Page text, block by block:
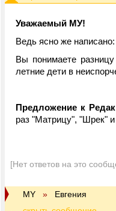
Уважаемый МУ!
Ведь ясно же
Вы понимаете
летние дети в
Предложение к
раз "Матрицу", "Шрек" и
[Нет ответов на это
МY » Евгения